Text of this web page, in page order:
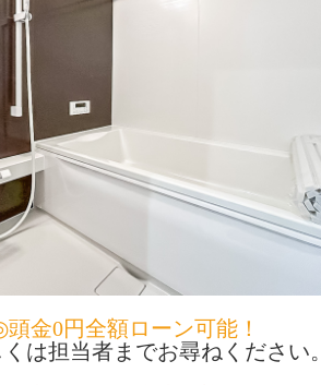
金0円全額ローン可能！
担当者までお尋ねください。